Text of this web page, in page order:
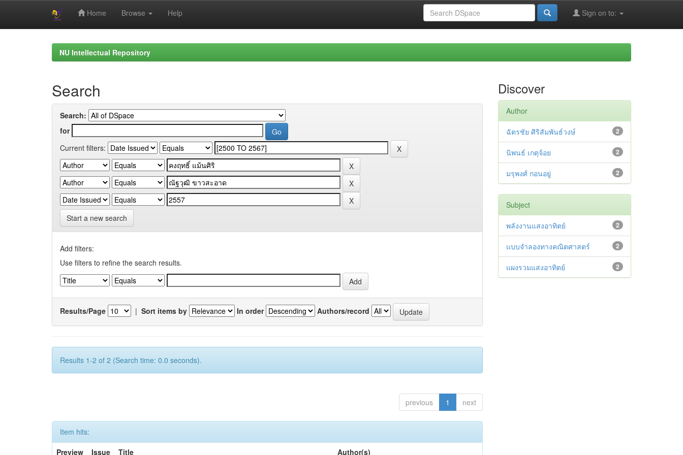
Home Browse Help Sign on to:
NU Intellectual Repository
Search
Search:
for
Current filters:
Start a new search
Add filters:
Use filters to refine the search results.
Results/Page | Sort items by In order Authors/record
Results 1-2 of 2 (Search time: 0.0 seconds).
previous 1 next
Item hits:
Preview
Issue Title Author(s)
Discover
Author
2
ฉัตรชัย ศิริสัมพันธ์วงษ์
2
นิพนธ์ เกตุจ้อย
2
มรุพงศ์ กอนอยู่
Subject
2
พลังงานแสงอาทิตย์
2
แบบจำลองทางคณิตศาสตร์
2
แผงรวมแสงอาทิตย์